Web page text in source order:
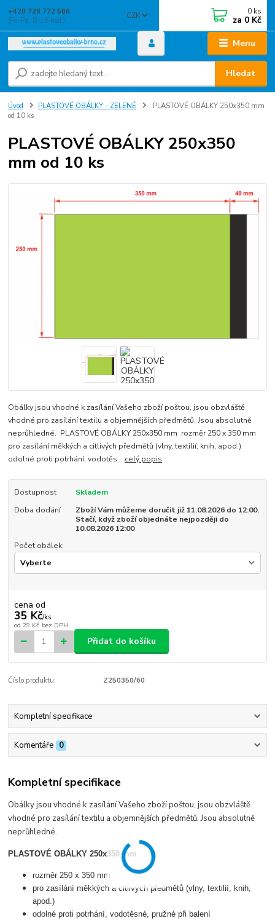
Menu
CZK
Hledat
+420 728 772 566
(Po-Pá, 8-16 hod.)
0 ks
za 0 Kč
Úvod PLASTOVÉ OBÁLKY - ZELENÉ
PLASTOVÉ OBÁLKY 250x350 mm
od 10 ks
PLASTOVÉ OBÁLKY 250x350
mm od 10 ks
Obálky jsou vhodné k zasílání Vašeho zboží poštou, jsou obzvláště
vhodné pro zasílání textilu a objemnějších předmětů. Jsou absolutně
neprůhledné. PLASTOVÉ OBÁLKY 250x350 mm rozměr 250 x 350 mm
pro zasílání měkkých a citlivých předmětů (vlny, textilií, knih, apod.)
odolné proti potrhání, vodotěs... celý popis
Dostupnost
Skladem
Doba dodání
Zboží Vám můžeme doručit již 11.08.2026 do 12:00.
Stačí, když zboží objednáte nejpozději do
10.08.2026 12:00
Počet obálek:
cena od
35 Kč/ks
od 29 Kč bez DPH
Přidat do košíku
Číslo produktu: Z250350/60
Kompletní specifikace
Komentáře 0
Kompletní specifikace
Obálky jsou vhodné k zasílání Vašeho zboží poštou, jsou obzvláště
vhodné pro zasílání textilu a objemnějších předmětů. Jsou absolutně
neprůhledné.
PLASTOVÉ OBÁLKY 250x350 mm
rozměr 250 x 350 mm
pro zasílání měkkých a citlivých předmětů (vlny, textilií, knih,
apod.)
odolné proti potrhání, vodotěsné, pružné při balení